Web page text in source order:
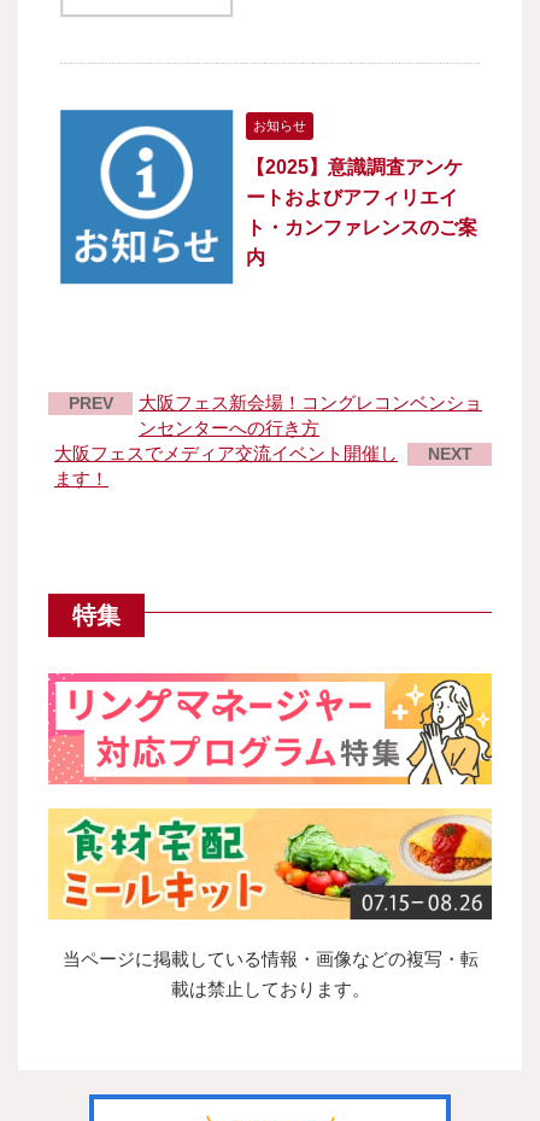
お知らせ
【2025】意識調査アンケ
ートおよびアフィリエイ
ト・カンファレンスのご案
内
PREV
大阪フェス新会場！コングレコンベンショ
ンセンターへの行き方
大阪フェスでメディア交流イベント開催し
ます！
NEXT
特集
当ページに掲載している情報・画像などの複写・転
載は禁止しております。